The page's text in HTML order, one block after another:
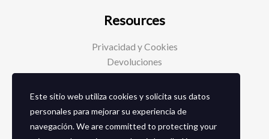
Resources
Privacidad y Cookies
Devoluciones
Social Media
Facebook
Este sitio web utiliza cookies y solicita sus datos
personales para mejorar su experiencia de
navegación. We are committed to protecting your